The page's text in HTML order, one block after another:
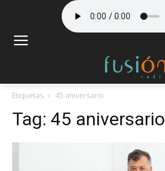
Etiquetas 45 aniversario
Tag: 45 aniversario